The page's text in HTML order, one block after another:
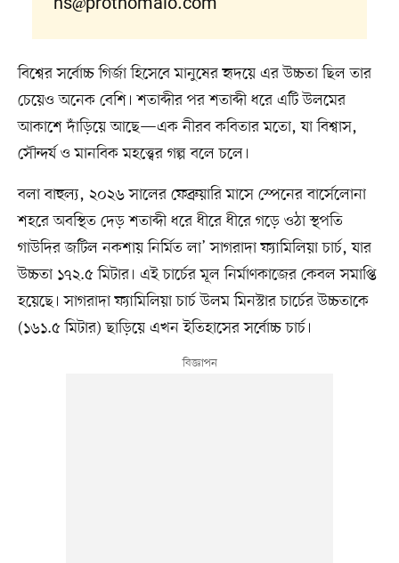
ns@prothomalo.com
বিশ্বের সর্বোচ্চ গির্জা হিসেবে মানুষের হৃদয়ে এর উচ্চতা ছিল তার
চেয়েও অনেক বেশি। শতাব্দীর পর শতাব্দী ধরে এটি উলমের
আকাশে দাঁড়িয়ে আছে—এক নীরব কবিতার মতো, যা বিশ্বাস,
সৌন্দর্য ও মানবিক মহত্ত্বের গল্প বলে চলে।
বলা বাহুল্য, ২০২৬ সালের ফেব্রুয়ারি মাসে স্পেনের বার্সেলোনা
শহরে অবস্থিত দেড় শতাব্দী ধরে ধীরে ধীরে গড়ে ওঠা স্থপতি
গাউদির জটিল নকশায় নির্মিত লা’ সাগরাদা ফ্যামিলিয়া চার্চ, যার
উচ্চতা ১৭২.৫ মিটার। এই চার্চের মূল নির্মাণকাজের কেবল সমাপ্তি
হয়েছে। সাগরাদা ফ্যামিলিয়া চার্চ উলম মিনস্টার চার্চের উচ্চতাকে
(১৬১.৫ মিটার) ছাড়িয়ে এখন ইতিহাসের সর্বোচ্চ চার্চ।